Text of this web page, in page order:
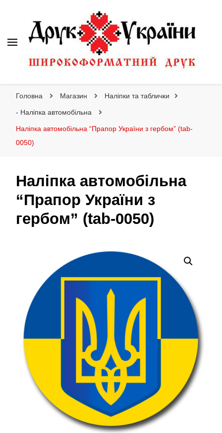
Головна Магазин Наліпки та таблички
- Наліпка автомобільна
Наліпка автомобільна “Прапор України з гербом” (tab-
0050)
Наліпка автомобільна
“Прапор України з
гербом” (tab-0050)